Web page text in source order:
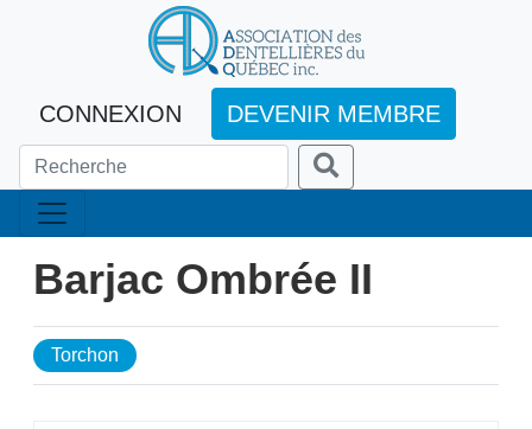
CONNEXION DEVENIR MEMBRE
Barjac Ombrée II
Torchon